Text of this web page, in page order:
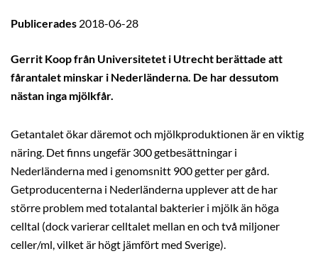
Publicerades 2018-06-28
Gerrit Koop från Universitetet i Utrecht berättade att
fårantalet minskar i Nederländerna. De har dessutom
nästan inga mjölkfår.
Getantalet ökar däremot och mjölkproduktionen är en viktig
näring. Det finns ungefär 300 getbesättningar i
Nederländerna med i genomsnitt 900 getter per gård.
Getproducenterna i Nederländerna upplever att de har
större problem med totalantal bakterier i mjölk än höga
celltal (dock varierar celltalet mellan en och två miljoner
celler/ml, vilket är högt jämfört med Sverige).